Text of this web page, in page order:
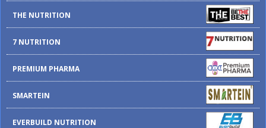
THE NUTRITION
7 NUTRITION
PREMIUM PHARMA
SMARTEIN
EVERBUILD NUTRITION